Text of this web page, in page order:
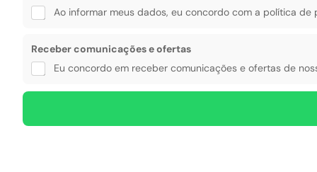
Ao informar meus dados, eu concordo com a política de
t
s
Receber comunicações e ofertas
Eu concordo em receber comunicações e ofertas de